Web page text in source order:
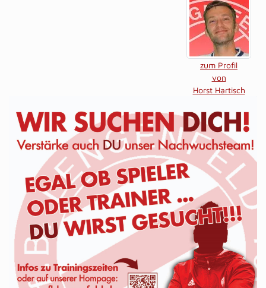
zum Profil
von
Horst Hartisch